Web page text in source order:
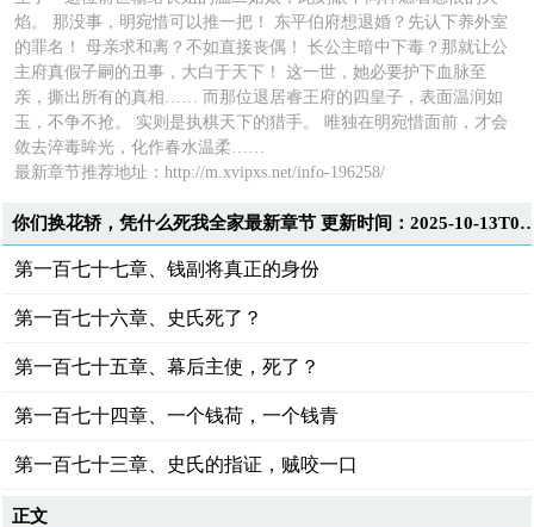
焰。 那没事，明宛惜可以推一把！ 东平伯府想退婚？先认下养外室
的罪名！ 母亲求和离？不如直接丧偶！ 长公主暗中下毒？那就让公
主府真假子嗣的丑事，大白于天下！ 这一世，她必要护下血脉至
亲，撕出所有的真相…… 而那位退居睿王府的四皇子，表面温润如
玉，不争不抢。 实则是执棋天下的猎手。 唯独在明宛惜面前，才会
敛去淬毒眸光，化作春水温柔……
最新章节推荐地址：http://m.xvipxs.net/info-196258/
你们换花轿，凭什么死我全家最新章节 更新
第一百七十七章、钱副将真正的身份
第一百七十六章、史氏死了？
第一百七十五章、幕后主使，死了？
第一百七十四章、一个钱荷，一个钱青
第一百七十三章、史氏的指证，贼咬一口
正文